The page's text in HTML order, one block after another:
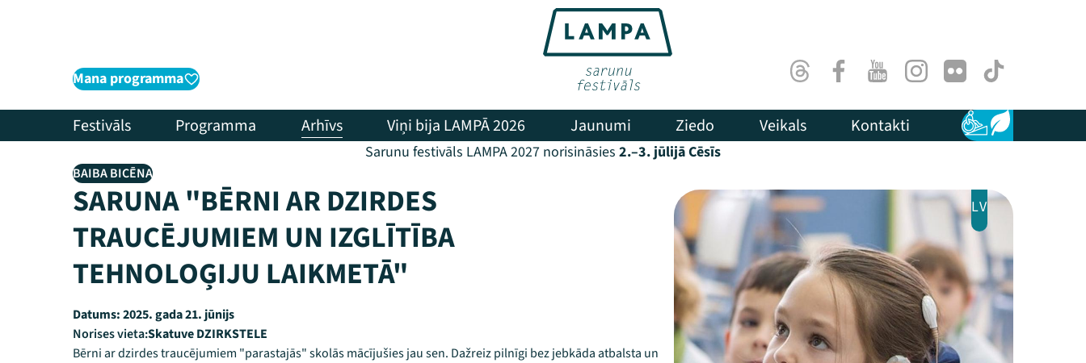
Mana programma ThreadsFacebookYoutubeInstagram
Flick TikTok
Festivāls Programma Arhīvs Viņi bija LAMPĀ 2026 Jaunumi Ziedo Veikals Kontakti Pieejamība
Ilgtspēja
Sarunu festivāls LAMPA 2027 norisināsies 2.–3. jūlijā Cēsīs
BAIBA BICĒNA
SARUNA "BĒRNI AR DZIRDES
TRAUCĒJUMIEM UN IZGLĪTĪBA
TEHNOLOĢIJU LAIKMETĀ"
Datums:2025. gada 21. jūnijs
Norises vieta:Skatuve DZIRKSTELE
Bērni ar dzirdes traucējumiem "parastajās" skolās mācījušies jau sen. Dažreiz pilnīgi bez jebkāda atbalsta un
LV